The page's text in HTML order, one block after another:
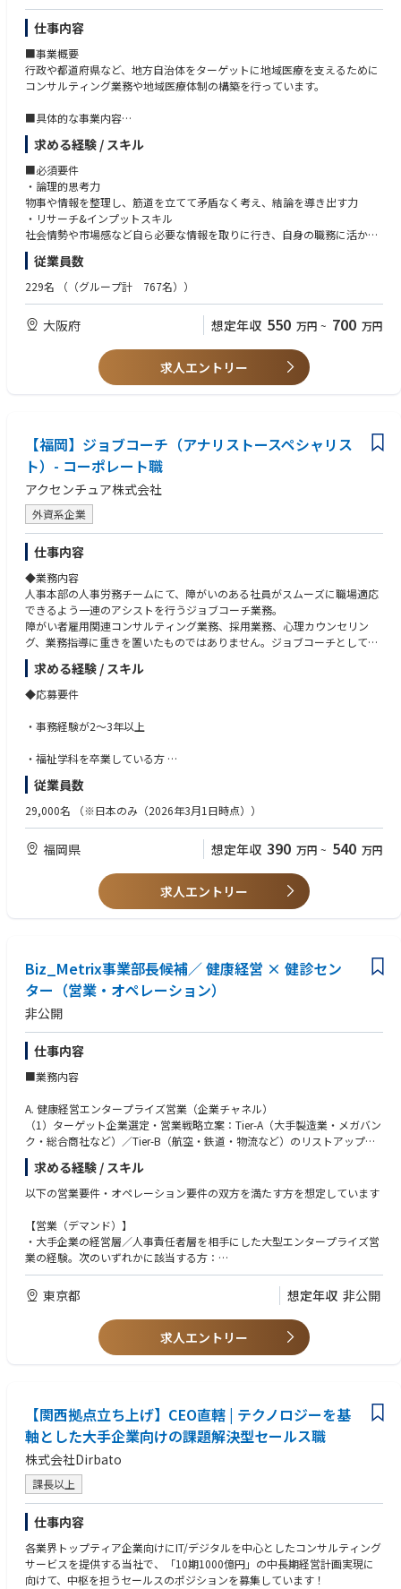
社内開発チームにはクリエイティブの他、戦略立案するコミュニケーショ
ンディベロップメント（ComDev）やDXチームがあり、事業成長目的の新
規サービス開発や自治体からの要望を受けて関連部署と協力し、意図や目
的に合わせて、独創性のあるコミュニケーション・コンセプトやアイディ
アを作成し、プロジェクトをリードします。
社内デザイナーや外部コラボレーション先へのディレクションと、ブリー
フから最終的なアウトプットまで、クリエイティブの成果物を牽引しま
す。
・自治体向けコミュニケーションの企画・開発（キーコピーやキービジュ
アル、撮影ディレクション、社外プロジェクトマネジメント）
・サービスサイト、LP、各種バナーなどのWebプロモーションの企画・開
発
・社内外制作業務における進行管理、社内外の協業先との各種コミュニケ
ーション
・Communication Designチームのマネジメント
・（校正チームのコピーライティングスキル向上を目的としたディレクシ
ョン）
■業務事例：https://prtimes.jp/main/html/rd/p/000000048.000015303.
html
【キャンサースキャンでACDとして働く魅力】
・クリエイティブスキルを社会課題にダイレクトに活かせる
・自身の企画を社会実装する前に、小規模パイロット等でテストできる機
・チームワークを大事にし、周囲の人たちに対して貢献しようとするホス
ピタリティを持っている方
仕事内容
■事業概要
行政や都道府県など、地方自治体をターゲットに地域医療を支えるために
コンサルティング業務や地域医療体制の構築を行っています。
■具体的な事業内容
・地域医療構想の推進、体制構築
・医療ビックデータの調査、分析
・医療機能の再編、連携、分化
・行政、厚労省へのアドバイザリー
・地域医療構想に関する各種講演
■事業部の強み
みに、行政や病院と協働。経営や財務など多角的な視点から、地域医療の
計画を立てるだけでなく「実際の体制づくり（計画の実現）」まで一気通
貫で支援できる総合力が強みです。
■組織構成
・データ分析チーム
・業務プロセスチーム
・病床再編のシミュレーション等の作成
・医療機関・自治体
・都道府県との協議や打合せ
・医療計画・再編計画などのストーリー設計と文書化
・住民説明や議会説明に向けた検討資料の作成支援
・社内外の専門家との連携
・チームマネジメント（経験に応じて）
求める経験 / スキル
■必須要件
・論理的思考力
物事や情報を整理し、筋道を立てて矛盾なく考え、結論を導き出す力
・リサーチ&インプットスキル
社会情勢や市場感など自ら必要な情報を取りに行き、自身の職務に活かし
た経験
・企画構想と遂行力
課題や目的に対して、論点を整理して自ら考えた企画を提案して泥臭く遂
・医療業界 or コンサル業界での勤務経験
・病院経営に携わった経験（医事課・医療事務など）
・医療経営士の資格取得
従業員数
229名 （（グループ計 767名））
大阪府 想定年収 550 万円 ~ 700 万円
求人エントリー
【福岡】ジョブコーチ（アナリストースペシャリス
ト）- コーポレート職
アクセンチュア株式会社
外資系企業
仕事内容
◆業務内容
人事本部の人事労務チームにて、障がいのある社員がスムーズに職場適応
できるよう一連のアシストを行うジョブコーチ業務。
障がい者雇用関連コンサルティング業務、採用業務、心理カウンセリン
グ、業務指導に重きを置いたものではありません。ジョブコーチとして障
がいのある方とスーパーバイザー（上司）の双方と連携しながら、安定就
労に向けたアシストをおこなう役割であり、支援の必要性がない場合は
徐々にフェードアウトし、他のケースの支援を行います。
・採用面接同席：配属部署からの依頼で必要に応じて、障がいのある社員
へのアドバイスを行います。
せて、必要な補助具の申請・発注や福祉事業所の訪問調整などの環境整備
も実施します。
・入社後アシスト：障がいのある社員や上司側と定期的にコンタクト (チ
ャット・メール・オンライン面談など) を取り、双方と連携を図ります。
また、アクセンチュアにおける合理的配慮を部署と共に考え、調整しま
・研修対応：配属部署への研修、入社者の研修を企画、実行します。
・その他（横浜所属の場合のみ）：人事労務チームの一員として、障がい
＜障がいのある社員に対して＞
・入社時面談、定期面談
・マナー研修導入（個別・グループ）
・外部支援団体の導入
・外部定着支援サービス同席
＜配属部署の上長に対して＞
・障がいについてのレクチャー
・オンサイトでの業務指導のアシスト
・社員との面談への同席
・業務指導上の相談/支援
・障がいのある社員の上長向け研修の開催
求める経験 / スキル
◆応募要件
・事務経験が2〜3年以上
・福祉学科を卒業している方
◆望ましい経験・スキル
・ジョブコーチ経験または企業にて障がいのある方と同僚として勤務され
た経験（3年以上あるとなおよい）
・企業で障がいのある方の上司としてチームを運営された経験
・障がいの有無に関係なく、分け隔てなく双方の立場を理解した上で関係
構築ができる方
・立場や意見が異なる社員と協力し、物事を推し進めることができる方
・臨機応変さや積極性を持ち、新しい環境を受け入れられる方
従業員数
29,000名 （※日本のみ（2026年3月1日時点））
福岡県 想定年収 390 万円 ~ 540 万円
求人エントリー
Biz_Metrix事業部長候補／ 健康経営 × 健診セン
ター（営業・オペレーション）
非公開
仕事内容
■業務内容
A. 健康経営エンタープライズ営業（企業チャネル）
（1）ターゲット企業選定・営業戦略立案：Tier-A（大手製造業・メガバン
ク・総合商社など）／Tier-B（航空・鉄道・物流など）のリストアップと
優先順位付け、業界・業態別の健康経営課題に応じたアプローチ戦略策
定、経営層／人事責任者／健康経営推進部門への接点設計
（2）PoC（無償試験導入）獲得：50〜100名規模のPoC実施に向けた経
案カスタマイズ、PoC設計（介入・期間・対象者・効果測定指標）の合意
形成
（3）本稼働移行に向けた商談推進：分子レベルでの疾病リスク低下デー
保／経営企画／福利厚生など複数財源の組み合わせ）と社内稟議プロセス
への伴走
B. 健診センター・クリニック チャネル（施設チャネル）
（1）施設チャネルの営業・アライアンス：健診センター・クリニック等
責任者等）との関係構築
（2）検体フローの設計・標準化・横展開：現行の検体オペレーションを
土台に、より良い運用があれば自ら提案しつつ、各医療機関・クリニック
ごとの運用差異に応じて設計・標準化する（採取→ラベリング→拠点間搬
送→ラボ受け渡し／採取・搬送を担う現場スタッフ・外部委託先の稼働設
計を含む）
（3）ラボ（R&D）チームとの連携：検体のラボへの受け渡しフローを同
チームと詳細に設計・整合する（ラボ内部の解析工程は同チームの所管）
（4）結果返却フローの構築：ラボでの解析を経た測定結果を、企業・施
設向けレポートとして返すまでのデータオペレーションを一貫して設計・
運営する（データ・エンジニアチームとの連携を含む）
求める経験 / スキル
以下の営業要件・オペレーション要件の双方を満たす方を想定しています
【営業（デマンド）】
・大手企業の経営層／人事責任者層を相手にした大型エンタープライズ営
業の経験。次のいずれかに該当する方：
①現在もエンタープライズ営業の最前線でトッププレイヤーとして活躍
し、1社あたり数千万円規模の新規契約を、単独主担当として継続的に獲
得している方
②過去キャリアで上記の実績を有し、現在は営業マネージャー・営業企
画責任者・新規事業立ち上げ責任者などの立場で、組織と個人の両面で成
果に責任を持っている方
【オペレーション（デリバリー）】
・複数拠点にまたがる現場オペレーション（物流・製造・SCM・多店舗／
多拠点サービス運営、検査・医療現場等）を、自ら設計・標準化・スケー
ルさせた経験
・数値（スループット・歩留まり・単位コスト・品質指標）でオペレーシ
ョンを設計・改善した経験
【両者に共通】
・不確実環境下での自走力（スタートアップ・新規事業立ち上げでの証
明、もしくは大企業内新規事業の立ち上げ実績）
・営業とオペレーションの双方を、自ら手を動かして担うプレイングマネ
東京都 想定年収 非公開
求人エントリー
【関西拠点立ち上げ】CEO直轄 | テクノロジーを基
軸とした大手企業向けの課題解決型セールス職
株式会社Dirbato
課長以上
仕事内容
各業界トップティア企業向けにIT/デジタルを中心としたコンサルティング
サービスを提供する当社で、「10期1000億円」の中長期経営計画実現に
向けて、中枢を担うセールスのポジションを募集しています！